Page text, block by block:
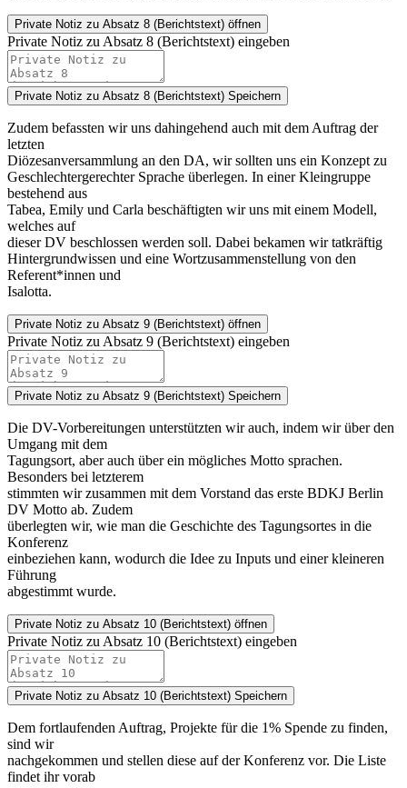
Private Notiz zu Absatz 8 (Berichtstext) öffnen
Private Notiz zu Absatz 8 (Berichtstext) eingeben
Private Notiz zu Absatz 8 (Berichtstext) Speichern
Zudem befassten wir uns dahingehend auch mit dem Auftrag der
letzten
Diözesanversammlung an den DA, wir sollten uns ein Konzept zu
Geschlechtergerechter Sprache überlegen. In einer Kleingruppe
bestehend aus
Tabea, Emily und Carla beschäftigten wir uns mit einem Modell,
welches auf
dieser DV beschlossen werden soll. Dabei bekamen wir tatkräftig
Hintergrundwissen und eine Wortzusammenstellung von den
Referent*innen und
Isalotta.
Private Notiz zu Absatz 9 (Berichtstext) öffnen
Private Notiz zu Absatz 9 (Berichtstext) eingeben
Private Notiz zu Absatz 9 (Berichtstext) Speichern
Die DV-Vorbereitungen unterstützten wir auch, indem wir über den
Umgang mit dem
Tagungsort, aber auch über ein mögliches Motto sprachen.
Besonders bei letzterem
stimmten wir zusammen mit dem Vorstand das erste BDKJ Berlin
DV Motto ab. Zudem
überlegten wir, wie man die Geschichte des Tagungsortes in die
Konferenz
einbeziehen kann, wodurch die Idee zu Inputs und einer kleineren
Führung
abgestimmt wurde.
Private Notiz zu Absatz 10 (Berichtstext) öffnen
Private Notiz zu Absatz 10 (Berichtstext) eingeben
Private Notiz zu Absatz 10 (Berichtstext) Speichern
Dem fortlaufenden Auftrag, Projekte für die 1% Spende zu finden,
sind wir
nachgekommen und stellen diese auf der Konferenz vor. Die Liste
findet ihr vorab